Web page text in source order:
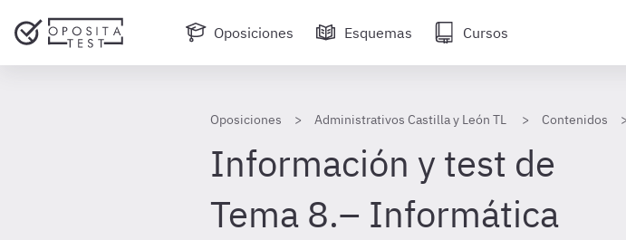
Oposiciones Esquemas Cursos
Oposiciones Administrativos Castilla y León TL Contenidos
Información y test de
Tema 8.– Informática